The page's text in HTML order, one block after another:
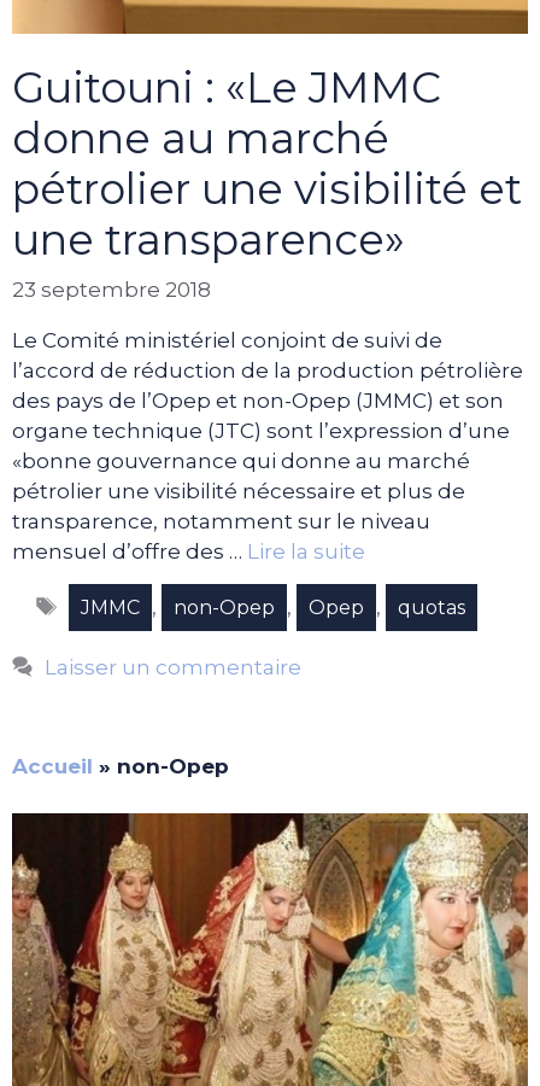
Guitouni : «Le JMMC
donne au marché
pétrolier une visibilité et
une transparence»
23 septembre 2018
Le Comité ministériel conjoint de suivi de
l’accord de réduction de la production pétrolière
des pays de l’Opep et non-Opep (JMMC) et son
organe technique (JTC) sont l’expression d’une
«bonne gouvernance qui donne au marché
pétrolier une visibilité nécessaire et plus de
transparence, notamment sur le niveau
mensuel d’offre des … Lire la suite
Étiquettes
JMMC , non-Opep , Opep , quotas
Laisser un commentaire
Accueil » non-Opep